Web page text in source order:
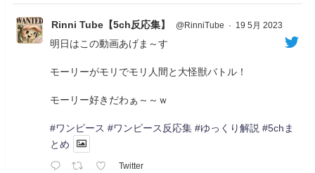
Rinni Tube【5ch反応集】 @RinniTube · 19 5月 2023
明日はこの動画あげま～す
モーリーがモリでモリ人間と大怪獣バトル！
モーリー好きだわぁ～～ｗ
#ワンピース #ワンピース反応集 #ゆっくり解説 #5chま
とめ
Twitter